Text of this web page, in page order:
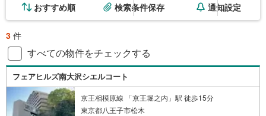
おすすめ順 検索条件保存 通知設定
3 件
すべての物件をチェックする
フェアヒルズ南大沢シエルコート
京王相模原線 「京王堀之内」駅 徒歩15分
東京都八王子市松木